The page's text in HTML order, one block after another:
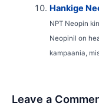
Hankige
NPT Neopin
Neopinil on
kampaania,
Leave a